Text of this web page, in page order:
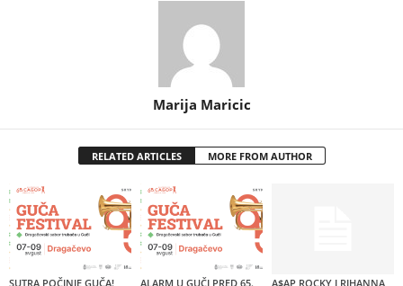
Marija Maricic
RELATED ARTICLES MORE FROM AUTHOR
SUTRA POČINJE GUČA! ALARM U GUČI PRED 65. A$AP ROCKY I RIHANNA